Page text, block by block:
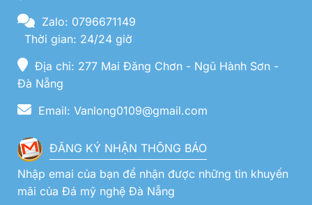
Zalo: 0796671149
Thời gian: 24/24 giờ
Địa chỉ: 277 Mai Đăng Chơn - Ngũ Hành Sơn -
Đà Nẵng
Email: Vanlong0109@gmail.com
ĐĂNG KÝ NHẬN THÔNG BÁO
Nhập emai của bạn để nhận được những tin khuyến
mãi của Đá mỹ nghệ Đà Nẵng